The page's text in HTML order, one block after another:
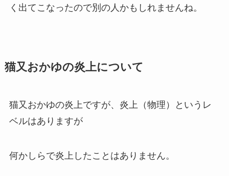
く出てこなったので別の人かもしれませんね。
猫又おかゆの炎上について
猫又おかゆの炎上ですが、炎上（物理）というレ
ベルはありますが
何かしらで炎上したことはありません。